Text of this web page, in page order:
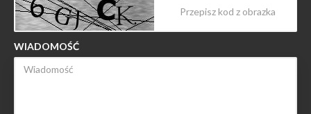
WIADOMOŚĆ